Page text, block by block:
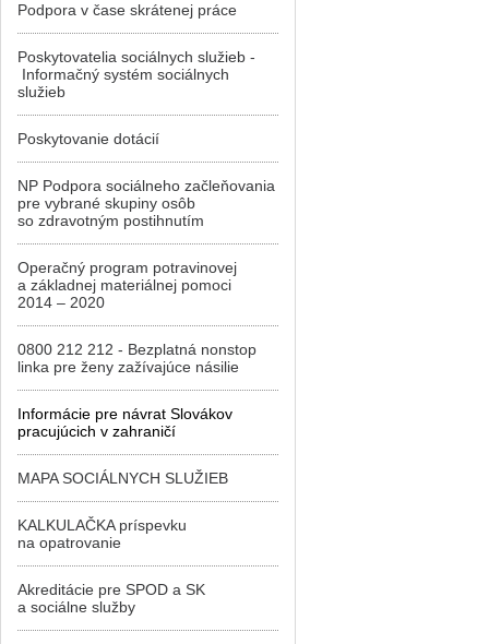
Podpora v čase skrátenej práce
Poskytovatelia sociálnych služieb -
Informačný systém sociálnych
služieb
Poskytovanie dotácií
NP Podpora sociálneho začleňovania
pre vybrané skupiny osôb
so zdravotným postihnutím
Operačný program potravinovej
a základnej materiálnej pomoci
2014 – 2020
0800 212 212 - Bezplatná nonstop
linka pre ženy zažívajúce násilie
Informácie pre návrat Slovákov
pracujúcich v zahraničí
MAPA SOCIÁLNYCH SLUŽIEB
KALKULAČKA príspevku
na opatrovanie
Akreditácie pre SPOD a SK
a sociálne služby